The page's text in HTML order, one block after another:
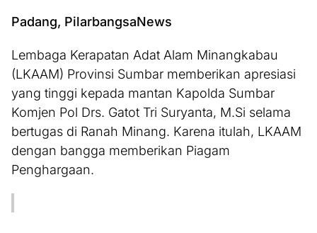
Padang, PilarbangsaNews
Lembaga Kerapatan Adat Alam Minangkabau
(LKAAM) Provinsi Sumbar memberikan apresiasi
yang tinggi kepada mantan Kapolda Sumbar
Komjen Pol Drs. Gatot Tri Suryanta, M.Si selama
bertugas di Ranah Minang. Karena itulah, LKAAM
dengan bangga memberikan Piagam
Penghargaan.